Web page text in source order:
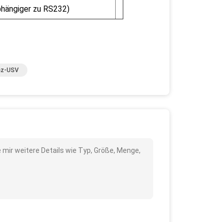
zu RS232)
USV
weitere Details wie Typ, Größe, Menge,